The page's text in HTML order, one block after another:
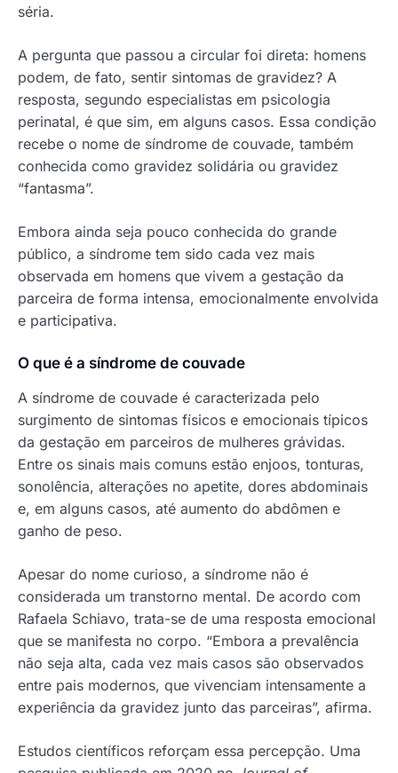
séria.
A pergunta que passou a circular foi direta: homens
podem, de fato, sentir sintomas de gravidez? A
resposta, segundo especialistas em psicologia
perinatal, é que sim, em alguns casos. Essa condição
recebe o nome de síndrome de couvade, também
conhecida como gravidez solidária ou gravidez
“fantasma”.
Embora ainda seja pouco conhecida do grande
público, a síndrome tem sido cada vez mais
observada em homens que vivem a gestação da
parceira de forma intensa, emocionalmente envolvida
e participativa.
O que é a síndrome de couvade
A síndrome de couvade é caracterizada pelo
surgimento de sintomas físicos e emocionais típicos
da gestação em parceiros de mulheres grávidas.
Entre os sinais mais comuns estão enjoos, tonturas,
sonolência, alterações no apetite, dores abdominais
e, em alguns casos, até aumento do abdômen e
ganho de peso.
Apesar do nome curioso, a síndrome não é
considerada um transtorno mental. De acordo com
Rafaela Schiavo, trata-se de uma resposta emocional
que se manifesta no corpo. “Embora a prevalência
não seja alta, cada vez mais casos são observados
entre pais modernos, que vivenciam intensamente a
experiência da gravidez junto das parceiras”, afirma.
Estudos científicos reforçam essa percepção. Uma